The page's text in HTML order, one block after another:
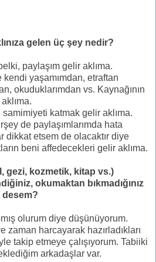
gelen üç şey nedir?
paylaşım gelir aklıma.
kendi yaşamımdan, etraftan
okuduklarımdan vs. Kaynağının
samimiyeti katmak gelir aklıma.
de paylaşımlarımda hata
dikkat etsem de olacaktır diye
beni affedecekleri gelir aklıma.
gezi, kozmetik, kitap vs.)
okumaktan bıkmadığınız
olurum diye düşünüyorum.
zaman harcayarak hazırladıkları
takip etmeye çalışıyorum. Tabiiki
arkadaşlar var.